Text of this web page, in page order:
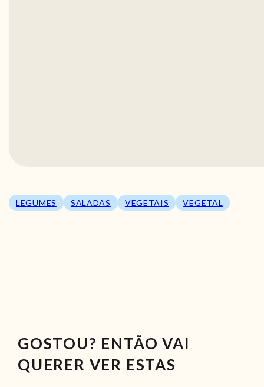
LEGUMES SALADAS VEGETAIS VEGETAL
GOSTOU? ENTÃO VAI
QUERER VER ESTAS